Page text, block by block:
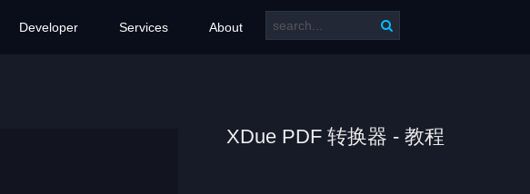
Developer Services About
XDue PDF 转换器 - 教程